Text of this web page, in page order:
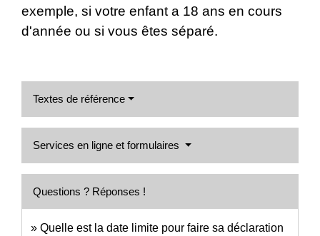
exemple, si votre enfant a 18 ans en cours
d'année ou si vous êtes séparé.
Textes de référence
Services en ligne et formulaires
Questions ? Réponses !
Quelle est la date limite pour faire sa déclaration